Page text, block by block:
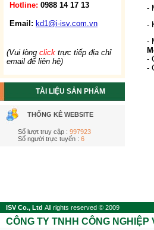
Hotline: 0988 14 17 13
Email: kd1@i-isv.com.vn
(Vui lòng click trực tiếp địa chỉ
email để liên hệ)
TÀI LIỆU SẢN PHẨM
THỐNG KÊ WEBSITE
Số lượt truy cập : 997923
Số người trực tuyến : 6
-
-
-
-
-
ISV Co., Ltd All rights reserved © 2009
CÔNG TY TNHH CÔNG NGHIỆP